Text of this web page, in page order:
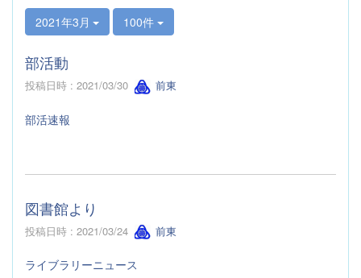
2021年3月 100件
部活動
投稿日時 : 2021/03/30 前東
部活速報
図書館より
投稿日時 : 2021/03/24 前東
ライブラリーニュース